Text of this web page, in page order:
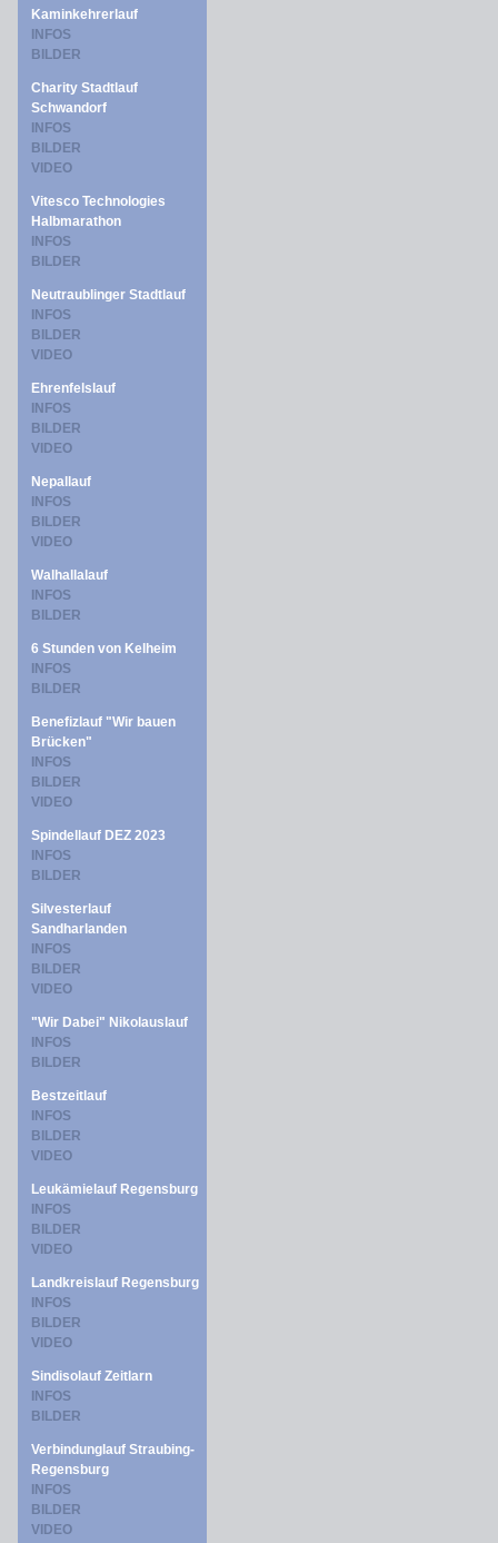
Kaminkehrerlauf
INFOS
BILDER
Charity Stadtlauf
Schwandorf
INFOS
BILDER
VIDEO
Vitesco Technologies
Halbmarathon
INFOS
BILDER
Neutraublinger Stadtlauf
INFOS
BILDER
VIDEO
Ehrenfelslauf
INFOS
BILDER
VIDEO
Nepallauf
INFOS
BILDER
VIDEO
Walhallalauf
INFOS
BILDER
6 Stunden von Kelheim
INFOS
BILDER
Benefizlauf "Wir bauen
Brücken"
INFOS
BILDER
VIDEO
Spindellauf DEZ 2023
INFOS
BILDER
Silvesterlauf
Sandharlanden
INFOS
BILDER
VIDEO
"Wir Dabei" Nikolauslauf
INFOS
BILDER
Bestzeitlauf
INFOS
BILDER
VIDEO
Leukämielauf Regensburg
INFOS
BILDER
VIDEO
Landkreislauf Regensburg
INFOS
BILDER
VIDEO
Sindisolauf Zeitlarn
INFOS
BILDER
Verbindunglauf Straubing-
Regensburg
INFOS
BILDER
VIDEO